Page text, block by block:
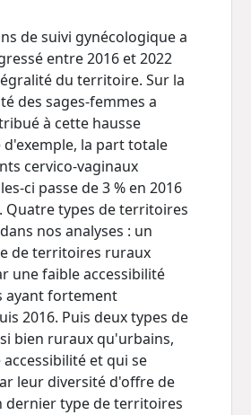
de suivi gynécologique a
entre 2016 et 2022
du territoire. Sur la
des sages-femmes a
à cette hausse
la part totale
cervico-vaginaux
ci passe de 3 % en 2016
Quatre types de territoires
nos analyses : un
de territoires ruraux
une faible accessibilité
ayant fortement
2016. Puis deux types de
bien ruraux qu'urbains,
et qui se
leur diversité d'offre de
dernier type de territoires